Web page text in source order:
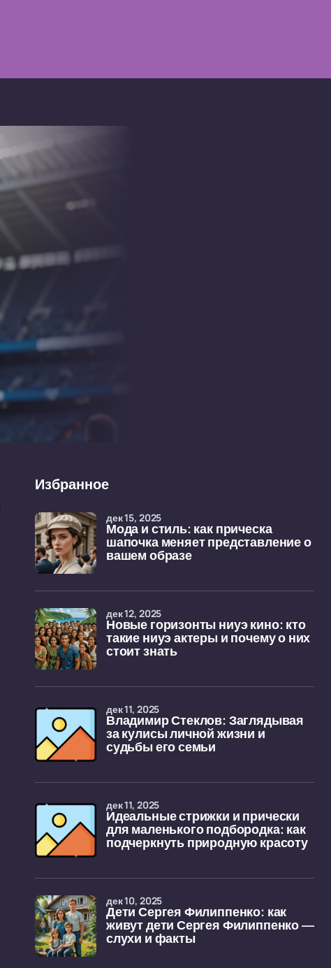
Избранное
Мода и стиль: как прическа
шапочка меняет представление о
вашем образе
дек 15, 2025
Новые горизонты ниуэ кино: кто
такие ниуэ актеры и почему о них
стоит знать
дек 12, 2025
Владимир Стеклов: Заглядывая
за кулисы личной жизни и
судьбы его семьи
дек 11, 2025
Идеальные стрижки и прически
для маленького подбородка: как
подчеркнуть природную красоту
дек 11, 2025
Дети Сергея Филиппенко: как
живут дети Сергея Филиппенко —
слухи и факты
дек 10, 2025